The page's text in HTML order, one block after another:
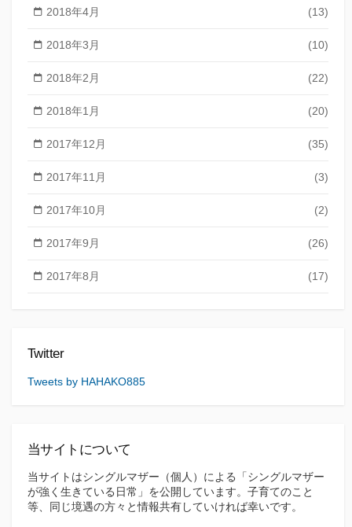
2018年4月 (13)
2018年3月 (10)
2018年2月 (22)
2018年1月 (20)
2017年12月 (35)
2017年11月 (3)
2017年10月 (2)
2017年9月 (26)
2017年8月 (17)
Twitter
Tweets by HAHAKO885
当サイトについて
当サイトはシングルマザー（個人）による「シングルマザー
が強く生きている日常」を公開しています。子育てのこと
等、同じ境遇の方々と情報共有していければ幸いです。